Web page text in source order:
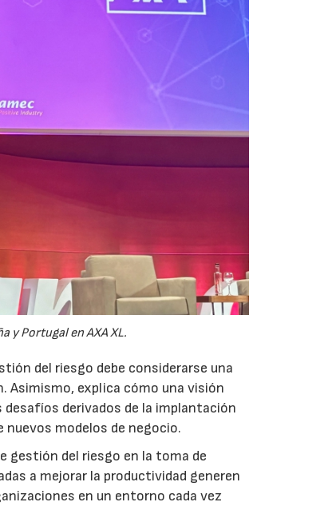
y Portugal en AXA XL.
del riesgo debe considerarse una
Asimismo, explica cómo una visión
derivados de la implantación
modelos de negocio.
gestión del riesgo en la toma de
a mejorar la productividad generen
en un entorno cada vez